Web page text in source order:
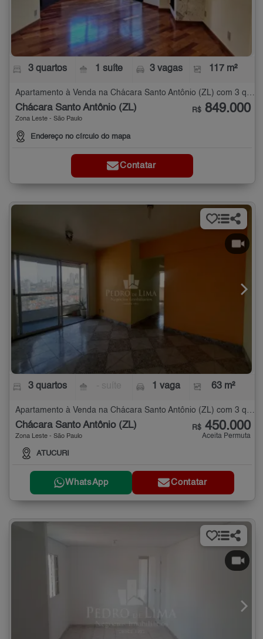
3 quartos 1 suíte 3 vagas 117 m²
Apartamento à Venda na Chácara Santo Antônio (ZL) com 3 quartos - 117 m²
Chácara Santo Antônio (ZL)
Zona Leste - São Paulo
Endereço no círculo do mapa
R$ 849.000
Contatar
3 quartos 1 vaga 63 m²
Chácara Santo Antônio (ZL)
Zona Leste - São Paulo
ATUCURI
R$ 450.000
Aceita Permuta
WhatsApp Contatar